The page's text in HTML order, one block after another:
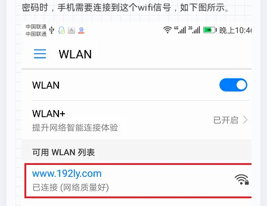
密码时，手机需要连接到这个wifi信号，如下图所示。